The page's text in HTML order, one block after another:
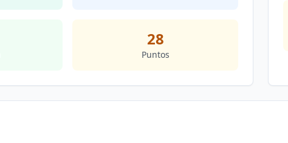
28
Puntos